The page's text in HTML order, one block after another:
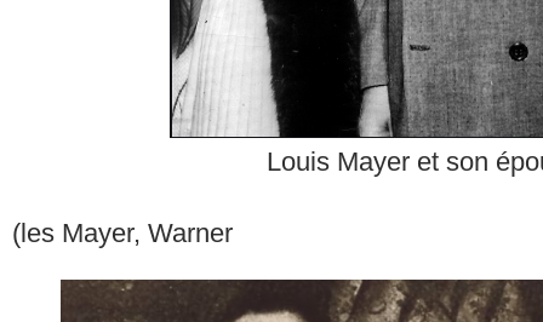
Louis Mayer et son
(les Mayer, Warner